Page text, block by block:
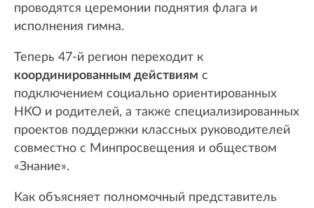
проводятся церемонии поднятия флага и
исполнения гимна.
Теперь 47-й регион переходит к
координированным действиям с
подключением социально ориентированных
НКО и родителей, а также специализированных
проектов поддержки классных руководителей
совместно с Минпросвещения и обществом
«Знание».
Как объясняет полномочный представитель